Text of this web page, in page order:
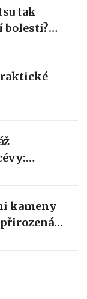
tak
bolesti?
a
a
kameny